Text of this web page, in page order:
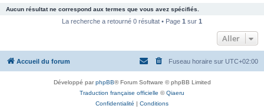
c
e
Aucun résultat ne correspond aux termes que vous avez spécifiés.
La recherche a retourné 0 résultat • Page 1 sur 1
Aller
Accueil du forum Fuseau horaire sur UTC+02:00
Développé parphpBB® Forum Software © phpBB Limited
Traduction française officielle ©Qiaeru
Confidentialité | Conditions